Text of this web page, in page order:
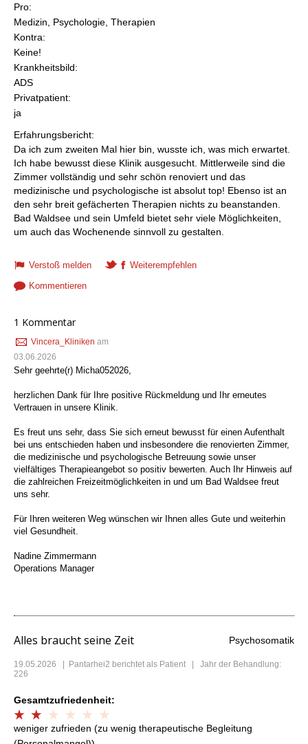
Pro:
Medizin, Psychologie, Therapien
Kontra:
Keine!
Krankheitsbild:
ADS
Privatpatient:
ja
Erfahrungsbericht:
Da ich zum zweiten Mal hier bin, wusste ich, was mich erwartet.
Ich habe bewusst diese Klinik ausgesucht. Mittlerweile sind die
Zimmer vollständig und sehr schön renoviert und das
medizinische und psychologische ist absolut top! Ebenso ist an
den sehr breit gefächerten Therapien nichts zu beanstanden.
Bad Waldsee und sein Umfeld bietet sehr viele Möglichkeiten,
um auch das Wochenende sinnvoll zu gestalten.
Verstoß melden
Weiterempfehlen
Kommentieren
1 Kommentar
Vincera_Kliniken am
03.06.2026
Sehr geehrte(r) Micha052026,
herzlichen Dank für Ihre positive Rückmeldung und Ihr erneutes
Vertrauen in unsere Klinik.
Es freut uns sehr, dass Sie sich erneut bewusst für einen Aufenthalt
bei uns entschieden haben und insbesondere die renovierten Zimmer,
die medizinische und psychologische Betreuung sowie unser
vielfältiges Therapieangebot so positiv bewerten. Auch Ihr Hinweis auf
die zahlreichen Freizeitmöglichkeiten in und um Bad Waldsee freut
uns sehr.
Für Ihren weiteren Weg wünschen wir Ihnen alles Gute und weiterhin
viel Gesundheit.
Nadine Zimmermann
Operations Manager
Alles braucht seine Zeit Psychosomatik
19.05.2026 | Pantarhei2 berichtet als Patient | Jahr der Behandlung:
226
Gesamtzufriedenheit:
weniger zufrieden (zu wenig therapeutische Begleitung